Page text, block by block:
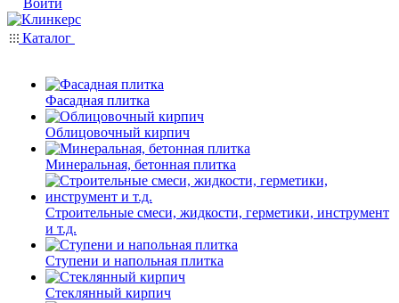
Войти
Каталог
Фасадная плитка
Облицовочный кирпич
Минеральная, бетонная плитка
Строительные смеси, жидкости, герметики, инструмент
и т.д.
Ступени и напольная плитка
Cтеклянный кирпич